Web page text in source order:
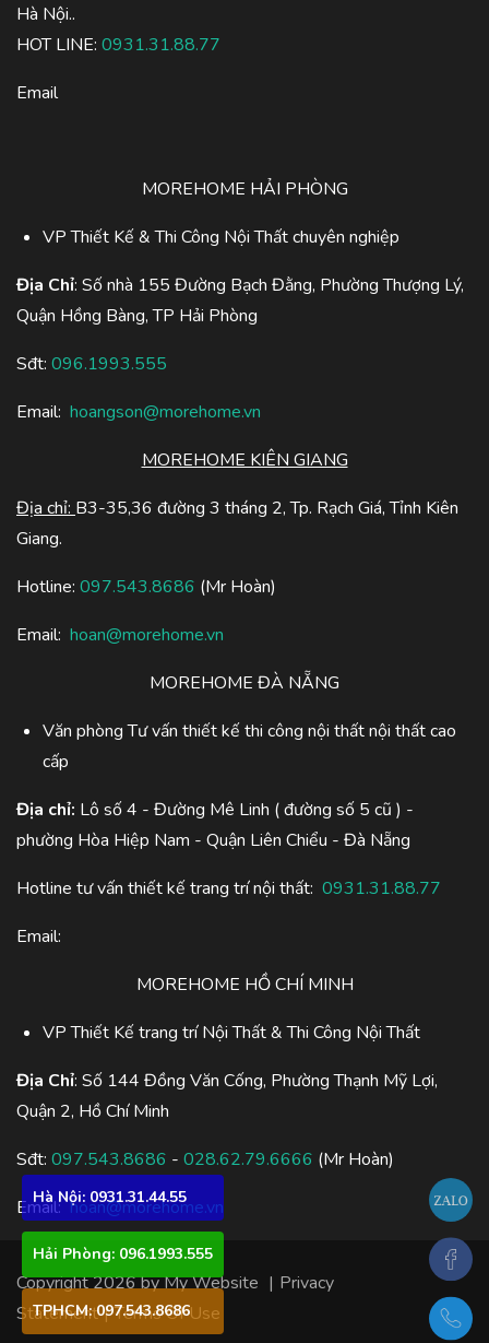
Hà Nội: 0931.31.44.55
Hải Phòng: 096.1993.555
TPHCM: 097.543.8686
Hà Nội..
HOT LINE: 0931.31.88.77
Email
MOREHOME HẢI PHÒNG
VP Thiết Kế & Thi Công Nội Thất chuyên nghiệp
Địa Chỉ: Số nhà 155 Đường Bạch Đằng, Phường Thượng Lý,
Quận Hồng Bàng, TP Hải Phòng
Sđt: 096.1993.555
Email: hoangson@morehome.vn
MOREHOME KIÊN GIANG
Địa chỉ: B3-35,36 đường 3 tháng 2, Tp. Rạch Giá, Tỉnh Kiên
Giang.
Hotline: 097.543.8686 (Mr Hoàn)
Email: hoan@morehome.vn
MOREHOME ĐÀ NẴNG
Văn phòng Tư vấn thiết kế thi công nội thất nội thất cao
cấp
Địa chỉ: Lô số 4 - Đường Mê Linh ( đường số 5 cũ ) -
phường Hòa Hiệp Nam - Quận Liên Chiểu - Đà Nẵng
Hotline tư vấn thiết kế trang trí nội thất: 0931.31.88.77
Email:
MOREHOME HỒ CHÍ MINH
VP Thiết Kế trang trí Nội Thất & Thi Công Nội Thất
Địa Chỉ: Số 144 Đồng Văn Cống, Phường Thạnh Mỹ Lợi,
Quận 2, Hồ Chí Minh
Sđt: 097.543.8686 - 028.62.79.6666 (Mr Hoàn)
Email:hoan@morehome.vn
Copyright 2026 by My Website | Privacy
Statement | Terms Of Use